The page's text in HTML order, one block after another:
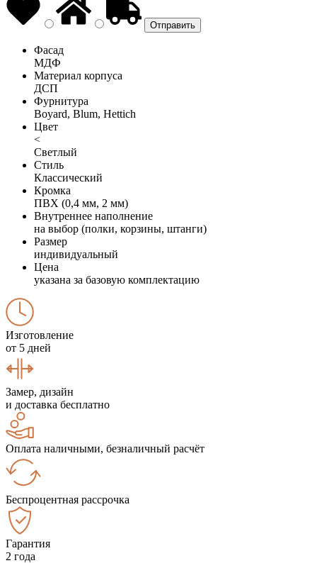
Фасад
МДФ
Материал корпуса
ДСП
Фурнитура
Boyard, Blum, Hettich
Цвет
<
Светлый
Стиль
Классический
Кромка
ПВХ (0,4 мм, 2 мм)
Внутреннее наполнение
на выбор (полки, корзины, штанги)
Размер
индивидуальный
Цена
указана за базовую комплектацию
Изготовление
от 5 дней
Замер, дизайн
и доставка бесплатно
Оплата наличными, безналичный расчёт
Беспроцентная рассрочка
Гарантия
2 года